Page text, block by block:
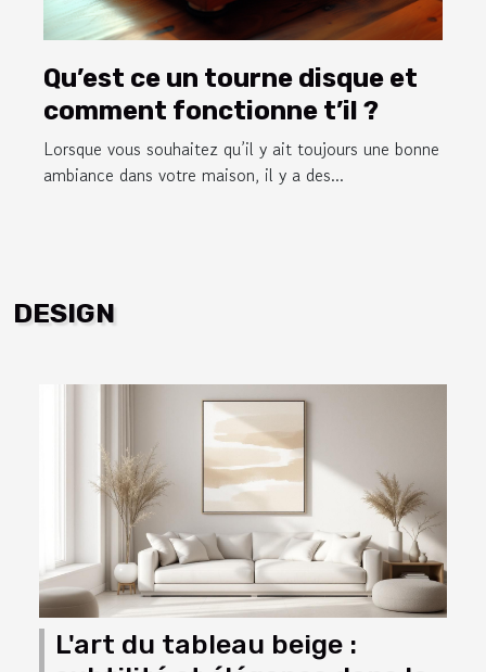
Qu’est ce un tourne disque et
comment fonctionne t’il ?
Lorsque vous souhaitez qu’il y ait toujours une bonne
ambiance dans votre maison, il y a des...
DESIGN
L'art du tableau beige :